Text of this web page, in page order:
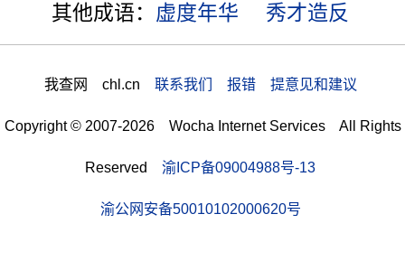
其他成语： 虚度年华 秀才造反
我查网 chl.cn 联系我们 报错 提意见和建议
Copyright © 2007-2026 Wocha Internet Services All Rights
Reserved 渝ICP备09004988号-13
渝公网安备50010102000620号